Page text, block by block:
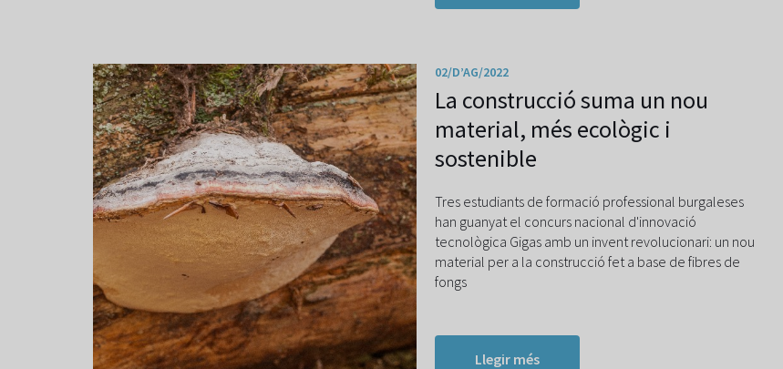
02/D’AG/2022
La construcció suma un nou
material, més ecològic i
sostenible
Tres estudiants de formació professional burgaleses
han guanyat el concurs nacional d'innovació
tecnològica Gigas amb un invent revolucionari: un nou
material per a la construcció fet a base de fibres de
fongs
Llegir més